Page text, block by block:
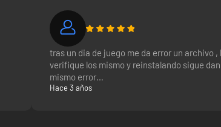
tras un dia de juego me da error un archivo ,
verifique los mismo y reinstalando sigue
mismo error
Hace 3 años